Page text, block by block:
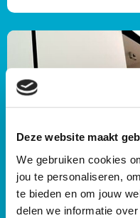
Deze website maakt
We gebruiken cookies
jou te personaliseren,
te bieden en om jouw
delen we informatie
Bij zwembad Hoornse
kleedaccommodaties